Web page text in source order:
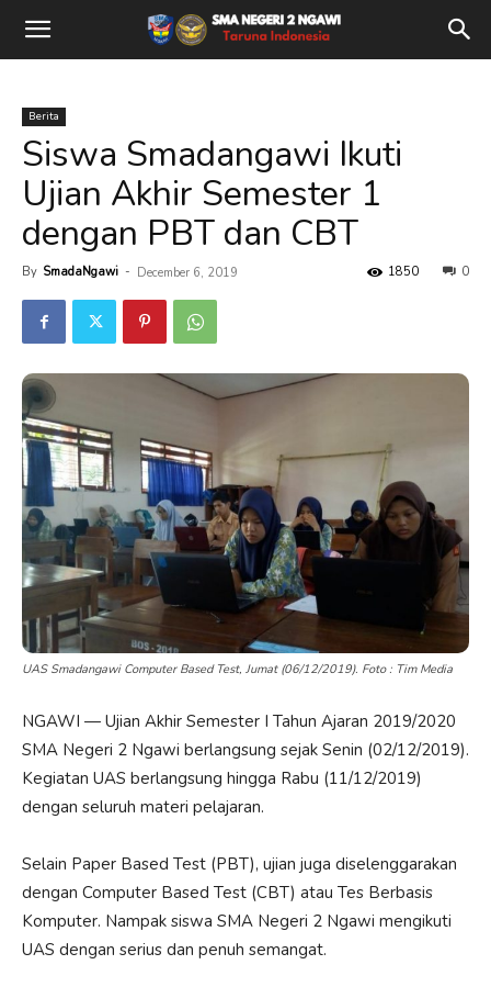
Berita
Siswa Smadangawi Ikuti
Ujian Akhir Semester 1
dengan PBT dan CBT
By SmadaNgawi - December 6, 2019 0
1850
UAS Smadangawi Computer Based Test, Jumat (06/12/2019). Foto : Tim Media
NGAWI — Ujian Akhir Semester I Tahun Ajaran 2019/2020
SMA Negeri 2 Ngawi berlangsung sejak Senin (02/12/2019).
Kegiatan UAS berlangsung hingga Rabu (11/12/2019)
dengan seluruh materi pelajaran.
Selain Paper Based Test (PBT), ujian juga diselenggarakan
dengan Computer Based Test (CBT) atau Tes Berbasis
Komputer. Nampak siswa SMA Negeri 2 Ngawi mengikuti
UAS dengan serius dan penuh semangat.